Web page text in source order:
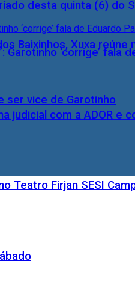
Baixinhos, Xuxa
judicial com a ADOR e
Teatro Firjan SESI
desta quinta (6) do
‘corrige’ fala
ser vice de Garotinho